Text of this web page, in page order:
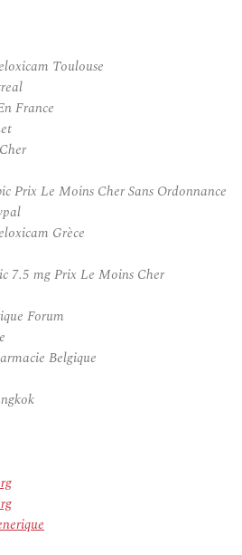
Toulouse
France
Prix Le Moins Cher Sans Ordonnance
Grèce
7.5 mg Prix Le Moins Cher
Forum
Belgique